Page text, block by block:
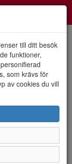
till ditt besök
funktioner,
som krävs för
av cookies du vill